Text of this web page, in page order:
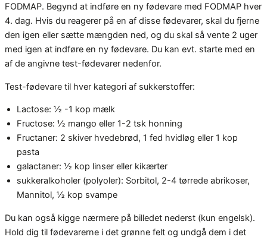
FODMAP. Begynd at indføre en ny fødevare med FODMAP hver
4. dag. Hvis du reagerer på en af disse fødevarer, skal du fjerne
den igen eller sætte mængden ned, og du skal så vente 2 uger
med igen at indføre en ny fødevare. Du kan evt. starte med en
af de angivne test-fødevarer nedenfor.
Test-fødevare til hver kategori af sukkerstoffer:
Lactose: ½ -1 kop mælk
Fructose: ½ mango eller 1-2 tsk honning
Fructaner: 2 skiver hvedebrød, 1 fed hvidløg eller 1 kop
pasta
galactaner: ½ kop linser eller kikærter
sukkeralkoholer (polyoler): Sorbitol, 2-4 tørrede abrikoser,
Mannitol, ½ kop svampe
Du kan også kigge nærmere på billedet nederst (kun engelsk).
Hold dig til fødevarerne i det grønne felt og undgå dem i det